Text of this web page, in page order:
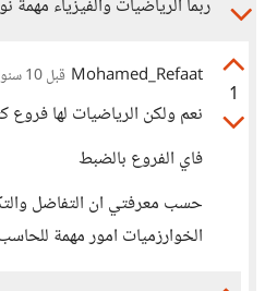
ربما الرياضيات والفيزياء مهمة
1
Mohamed_Refaat قبل 10 سنوات
نعم ولكن الرياضيات لها فروع
فاي الفروع بالضبط
حسب معرفتي ان التفاضل
الخوارزميات امور مهمة